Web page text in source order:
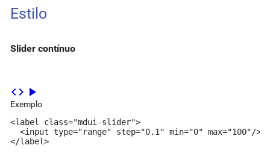
Estilo
Slider contínuo
code play_arrow
Exemplo
<label class="mdui-slider">
  <input type="range" step="0.1" min="0" max="100"/>
</label>